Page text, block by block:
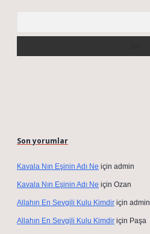
Son yorumlar
Kavala Nın Eşinin Adı Ne için admin
Kavala Nın Eşinin Adı Ne için Ozan
Allahın En Sevgili Kulu Kimdir için admin
Allahın En Sevgili Kulu Kimdir için Paşa